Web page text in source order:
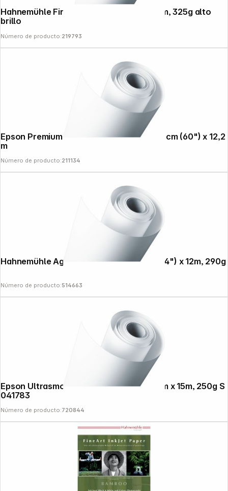
Hahnemühle FineArt Baryta 111,8cm x 12m, 325g alto
brillo
Número de producto:219793
Epson Premium Canvas Satin 350g 152,4 cm (60") x 12,2
m
Número de producto:211134
Hahnemühle Agave blanco mate 61cm (24") x 12m, 290g
Número de producto:514663
Epson Ultrasmooth Fineart Paper 111,8cm x 15m, 250g S
041783
Número de producto:720844
Copyright © 2000 - 2026 DIFOX. All rights reserved.